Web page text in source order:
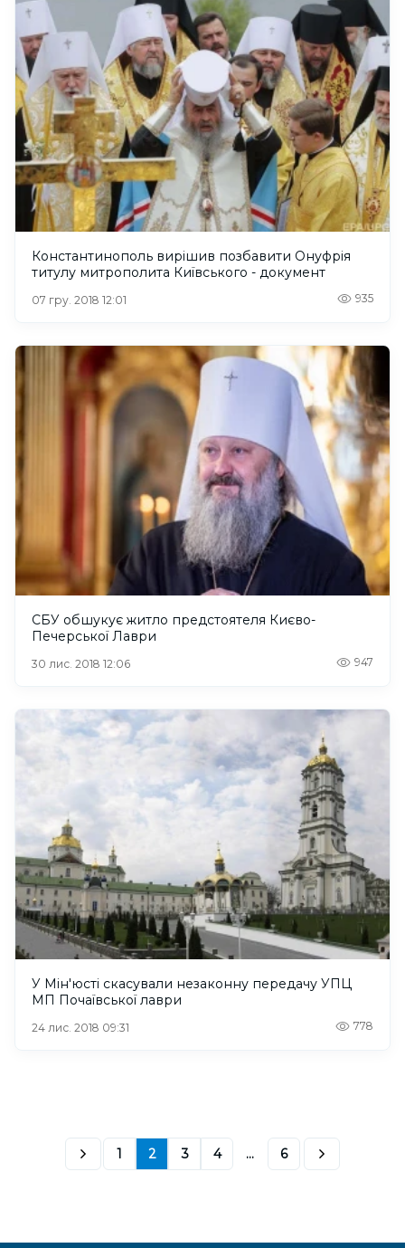
Константинополь вирішив позбавити Онуфрія
титулу митрополита Київського - документ
07 гру. 2018 12:01 935
СБУ обшукує житло предстоятеля Києво-
Печерської Лаври
30 лис. 2018 12:06 947
У Мін'юсті скасували незаконну передачу УПЦ
МП Почаївської лаври
24 лис. 2018 09:31 778
1 2 3 4 ... 6